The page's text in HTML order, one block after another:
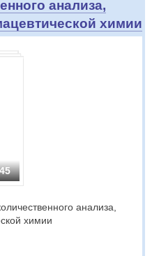
анализа,
химии
анализа,
химии